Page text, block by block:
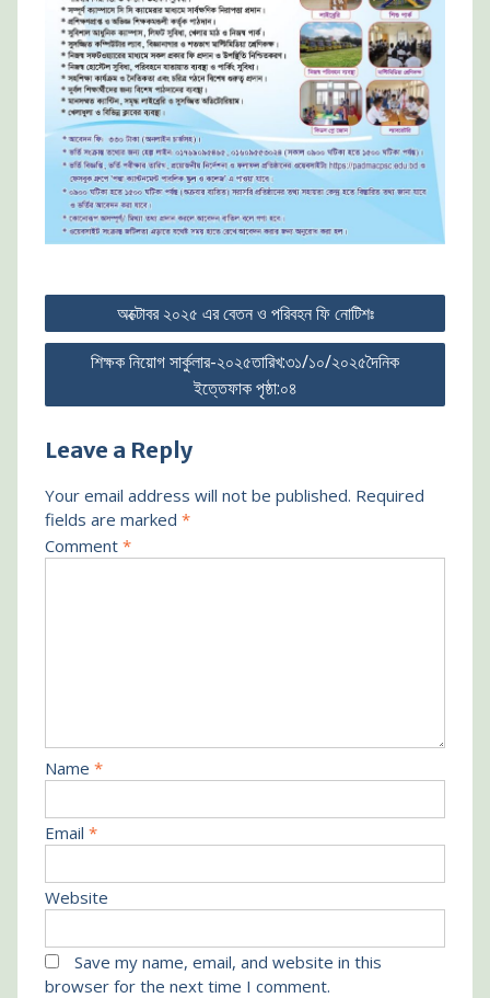
Post
navigation
অক্টোবর ২০২৫ এর বেতন ও পরিবহন ফি নোটিশঃ
শিক্ষক নিয়োগ সার্কুলার-২০২৫তারিখ:৩১/১০/২০২৫দৈনিক
ইত্তেফাক পৃষ্ঠা:০৪
Leave a Reply
Your email address will not be published. Required
fields are marked *
Comment *
Name *
Email *
Website
Save my name, email, and website in this
browser for the next time I comment.